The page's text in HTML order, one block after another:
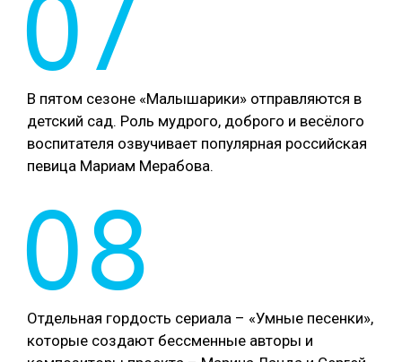
07
В пятом сезоне «Малышарики» отправляются в
детский сад. Роль мудрого, доброго и весёлого
воспитателя озвучивает популярная российская
певица Мариам Мерабова.
08
Отдельная гордость сериала – «Умные песенки»,
которые создают бессменные авторы и